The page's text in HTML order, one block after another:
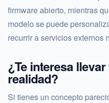
firmware abierto, mientras
modelo se puede
recurrir a servicios externos
¿Te interesa
realidad?
Si tienes un concepto